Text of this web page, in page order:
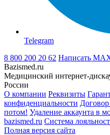
Telegram
8 800 200 20 62 Написать
Bazismed.ru
Медицинский интернет-
России
О компании Реквизиты
конфиденциальности
потом! Удаление аккаунта в
bazismed.ru Система
Полная версия сайта